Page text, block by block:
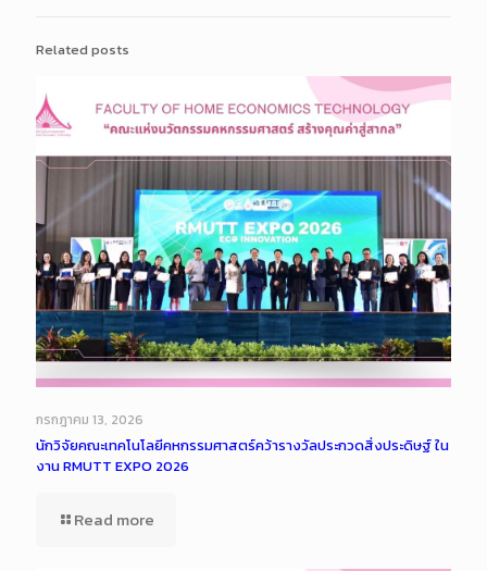
Related posts
กรกฎาคม 13, 2026
นักวิจัยคณะเทคโนโลยีคหกรรมศาสตร์คว้ารางวัลประกวดสิ่งประดิษฐ์ ใน
งาน RMUTT EXPO 2026
Read more